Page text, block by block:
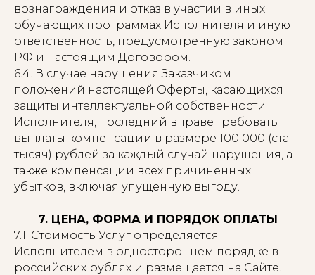
вознаграждения и отказ в участии в иных
обучающих программах Исполнителя и иную
ответственность, предусмотренную законом
РФ и настоящим Договором.
6.4. В случае нарушения Заказчиком
положений настоящей Оферты, касающихся
защиты интеллектуальной собственности
Исполнителя, последний вправе требовать
выплаты компенсации в размере 100 000 (ста
тысяч) рублей за каждый случай нарушения, а
также компенсации всех причиненных
убытков, включая упущенную выгоду.
7. ЦЕНА, ФОРМА И ПОРЯДОК ОПЛАТЫ
7.1. Стоимость Услуг определяется
Исполнителем в одностороннем порядке в
российских рублях и размещается на Сайте.